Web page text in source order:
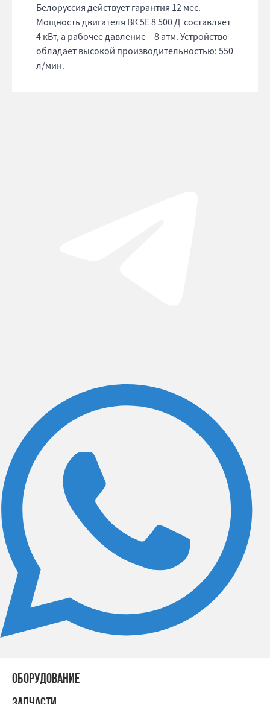
Белоруссия действует гарантия 12 мес.
Мощность двигателя ВК 5E 8 500 Д составляет
4 кВт, а рабочее давление – 8 атм. Устройство
обладает высокой производительностью: 550
л/мин.
ОБОРУДОВАНИЕ